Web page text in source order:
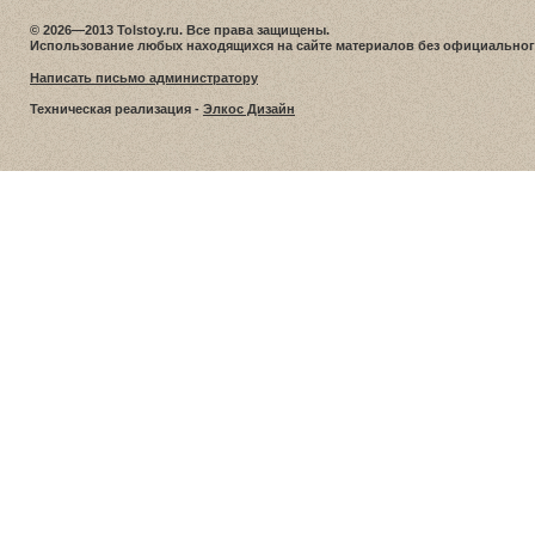
© 2026—2013 Tolstoy.ru. Все права защищены.
Использование любых находящихся на сайте материалов без
Написать письмо администратору
Техническая реализация - Элкос Дизайн